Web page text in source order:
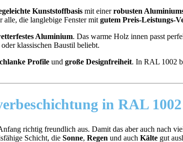
Kunststoffbasis mit einerrobusten
die langlebige Fenster mit gutem Preis-Leistungs-
Aluminium. Das warme Holz innen passt
klassischen Baustil beliebt.
Profile und große Designfreiheit. In RAL 1002
in RAL
richtig freundlich aus. Damit das aber auch nach
Schicht, die Sonne, Regen und auch Kälte gut